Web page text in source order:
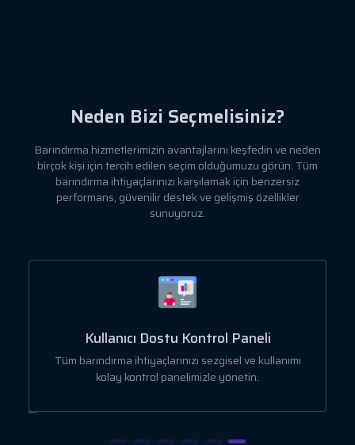
Neden Bizi Seçmelisiniz?
Barındırma hizmetlerimizin avantajlarını keşfedin ve neden
birçok kişi için tercih edilen seçim olduğumuzu görün. Tüm
barındırma ihtiyaçlarınızı karşılamak için benzersiz
performans, güvenilir destek ve gelişmiş özellikler
sunuyoruz.
Kullanıcı Dostu Kontrol Paneli
Tüm barındırma ihtiyaçlarınızı sezgisel ve kullanımı
kolay kontrol panelimizle yönetin.